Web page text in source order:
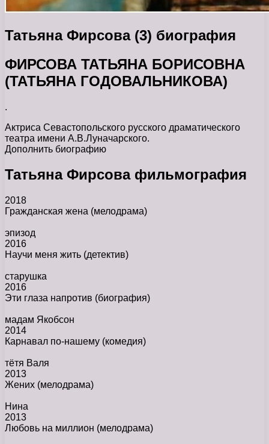
Татьяна Фирсова (3) биография
ФИРСОВА ТАТЬЯНА БОРИСОВНА
(ТАТЬЯНА ГОДОВАЛЬНИКОВА)
.
Актриса Севастопольского русского драматического
театра имени А.В.Луначарского.
Дополнить биографию
Татьяна Фирсова фильмография
2018
Гражданская жена (мелодрама)
эпизод
2016
Научи меня жить (детектив)
старушка
2016
Эти глаза напротив (биография)
мадам Якобсон
2014
Карнавал по-нашему (комедия)
тётя Валя
2013
Жених (мелодрама)
Нина
2013
Любовь на миллион (мелодрама)